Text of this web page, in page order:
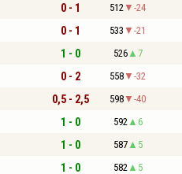
0 - 1 512 -24
0 - 1 533 -21
1 - 0 526 7
0 - 2 558 -32
0,5 - 2,5 598 -40
1 - 0 592 6
1 - 0 587 5
1 - 0 582 5